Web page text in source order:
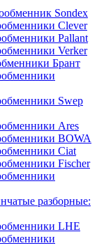
Sondex
Clever
Pallant
Verker
Брант
Swep
Ares
BOWA
Ciat
Fischer
разборные:
LHE